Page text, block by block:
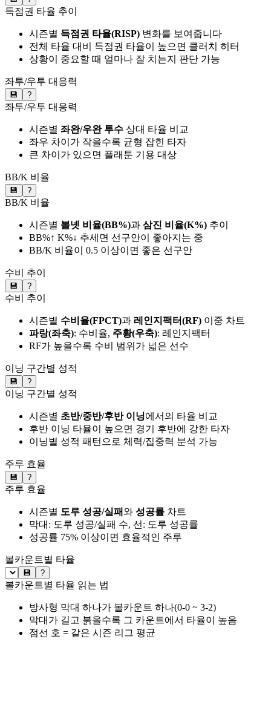
득점권 타율 추이
시즌별 득점권 타율(RISP) 변화를 보여줍니다
전체 타율 대비 득점권 타율이 높으면 클러치 히터
상황이 중요할 때 얼마나 잘 치는지 판단 가능
좌투/우투 대응력
💾 ?
좌투/우투 대응력
시즌별 좌완/우완 투수 상대 타율 비교
좌우 차이가 작을수록 균형 잡힌 타자
큰 차이가 있으면 플래툰 기용 대상
BB/K 비율
💾 ?
BB/K 비율
시즌별 볼넷 비율(BB%)과 삼진 비율(K%) 추이
BB%↑ K%↓ 추세면 선구안이 좋아지는 중
BB/K 비율이 0.5 이상이면 좋은 선구안
수비 추이
💾 ?
수비 추이
시즌별 수비율(FPCT)과 레인지팩터(RF) 이중 차트
파랑(좌축): 수비율, 주황(우축): 레인지팩터
RF가 높을수록 수비 범위가 넓은 선수
이닝 구간별 성적
💾 ?
이닝 구간별 성적
시즌별 초반/중반/후반 이닝에서의 타율 비교
후반 이닝 타율이 높으면 경기 후반에 강한 타자
이닝별 성적 패턴으로 체력/집중력 분석 가능
주루 효율
💾 ?
주루 효율
시즌별 도루 성공/실패와 성공률 차트
막대: 도루 성공/실패 수, 선: 도루 성공률
성공률 75% 이상이면 효율적인 주루
볼카운트별 타율
💾 ?
볼카운트별 타율 읽는 법
방사형 막대 하나가 볼카운트 하나(0-0 ~ 3-2)
막대가 길고 붉을수록 그 카운트에서 타율이 높음
점선 호 = 같은 시즌 리그 평균